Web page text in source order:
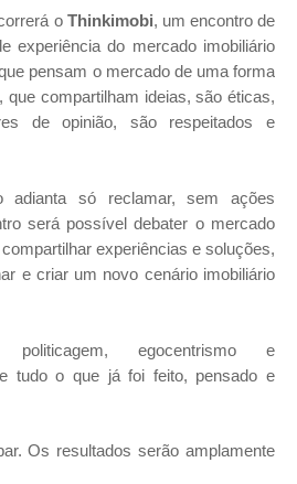
o Thinkimobi, um encontro de
experiência do mercado imobiliário
pensam o mercado de uma forma
que compartilham ideias, são éticas,
de opinião, são respeitados e
só reclamar, sem ações
será possível debater o mercado
experiências e soluções,
e criar um novo cenário imobiliário
egocentrismo e
tudo o que já foi feito, pensado e
Os resultados serão amplamente